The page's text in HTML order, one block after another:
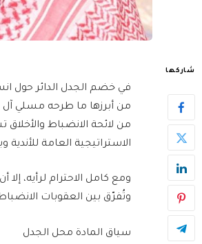
شاركها
في خضم الجدل الدائر حول
من لائحة الانضباط
الاستراتيجية العامة
ومع كامل الاحترام لرأيه،
وتُفرّق بين العقوبات
سياق المادة محل الجدل